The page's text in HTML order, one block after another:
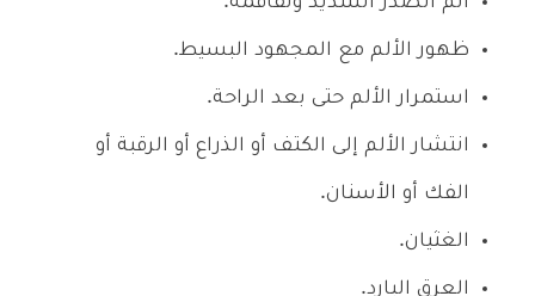
ظهور الألم مع المجهود البسيط.
استمرار الألم حتى بعد الراحة.
انتشار الألم إلى الكتف أو الذراع أو الرقبة أو
الفك أو الأسنان.
الغثيان.
العرق البارد.